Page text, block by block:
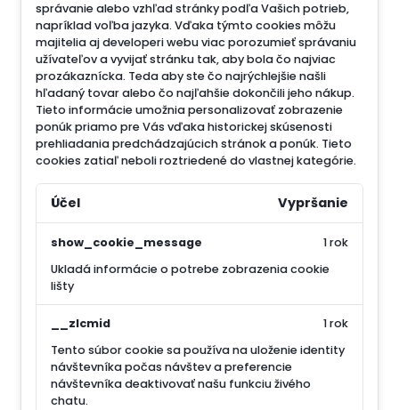
správanie alebo vzhľad stránky podľa Vašich potrieb,
napríklad voľba jazyka. Vďaka týmto cookies môžu
majitelia aj developeri webu viac porozumieť správaniu
užívateľov a vyvijať stránku tak, aby bola čo najviac
prozákaznícka. Teda aby ste čo najrýchlejšie našli
hľadaný tovar alebo čo najľahšie dokončili jeho nákup.
Tieto informácie umožnia personalizovať zobrazenie
ponúk priamo pre Vás vďaka historickej skúsenosti
prehliadania predchádzajúcich stránok a ponúk. Tieto
cookies zatiaľ neboli roztriedené do vlastnej kategórie.
Účel Vypršanie
show_cookie_message
Ukladá informácie o potrebe zobrazenia cookie
lišty
1 rok
__zlcmid
Tento súbor cookie sa používa na uloženie identity
návštevníka počas návštev a preferencie
návštevníka deaktivovať našu funkciu živého
chatu.
1 rok